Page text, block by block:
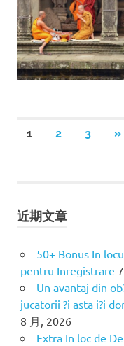
分
1 2 3 »
近期文章
50+ Bonus In
pentru Inregistrare
Un avantaj din
jucatorii ?i asta i?i
8 月, 2026
Extra In loc de